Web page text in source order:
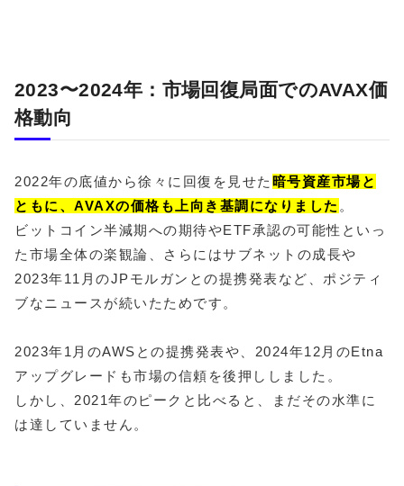
2023〜2024年：市場回復局面でのAVAX価
格動向
2022年の底値から徐々に回復を見せた 暗号資産市場と
ともに、AVAXの価格も上向き基調になりました 。
ビットコイン半減期への期待やETF承認の可能性といっ
た市場全体の楽観論、さらにはサブネットの成長や
2023年11月のJPモルガンとの提携発表など、ポジティ
ブなニュースが続いたためです。
2023年1月のAWSとの提携発表や、2024年12月のEtna
アップグレードも市場の信頼を後押ししました。
しかし、2021年のピークと比べると、まだその水準に
は達していません。